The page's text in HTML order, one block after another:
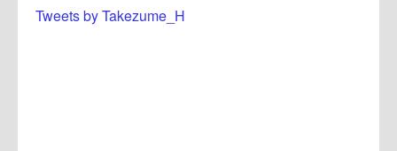
Tweets by Takezume_H